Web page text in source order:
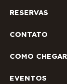
RESERVAS
CONTATO
COMO CHEGAR
EVENTOS